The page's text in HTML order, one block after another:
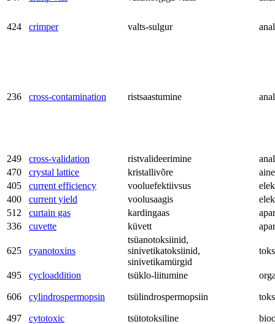
424 crimper valts-sulgur
236 cross-contamination ristsaastumine
249 cross-validation ristvalideerimine
470
crystal lattice kristallivõre
405
current efficiency vooluefektiivsus
400
current yield voolusaagis
512
curtain gas kardingaas
336
cuvette küvett
625 cyanotoxins
tsüanotoksiinid,
sinivetikatoksiinid,
sinivetikamürgid
495 cycloaddition tsüklo-liitumine
606 cylindrospermopsin tsülindrospermopsiin
497 cytotoxic tsütotoksiline